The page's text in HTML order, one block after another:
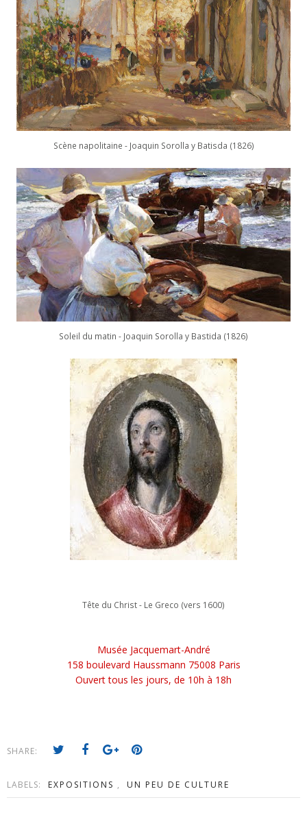
Scène napolitaine - Joaquin Sorolla y Batisda (1826)
Soleil du matin - Joaquin Sorolla y Bastida (1826)
Tête du Christ - Le Greco (vers 1600)
Musée Jacquemart-André
158 boulevard Haussmann 75008 Paris
Ouvert tous les jours, de 10h à 18h
SHARE:
LABELS: EXPOSITIONS , UN PEU DE CULTURE